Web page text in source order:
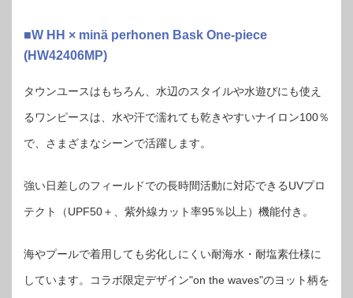
■W HH × minä perhonen Bask One-piece
(HW42406MP)
タウンユースはもちろん、水辺のスタイルや水遊びにも使え
るワンピースは、水や汗で濡れても乾きやすいナイロン100％
で、さまざまなシーンで活躍します。
強い日差しのフィールドでの長時間活動に対応できるUVプロ
テクト（UPF50＋、紫外線カット率95％以上）機能付き。
海やプールで着用しても劣化しにくい耐海水・耐塩素仕様に
しています。コラボ限定デザイン"on the waves"のヨット柄を